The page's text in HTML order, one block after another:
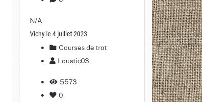
N/A
Vichy le 4 juillet 2023
Courses de trot
Loustic03
5573
0